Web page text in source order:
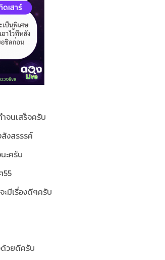
จนเสร็จครับ
สังสรรรค์
ะครับ
55
ะมีเรื่องดีๆครับ
ด้วยดีครับ